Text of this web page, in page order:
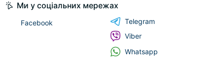
Ми у соціальних мережах
Facebook
Telegram
Viber
Whatsapp